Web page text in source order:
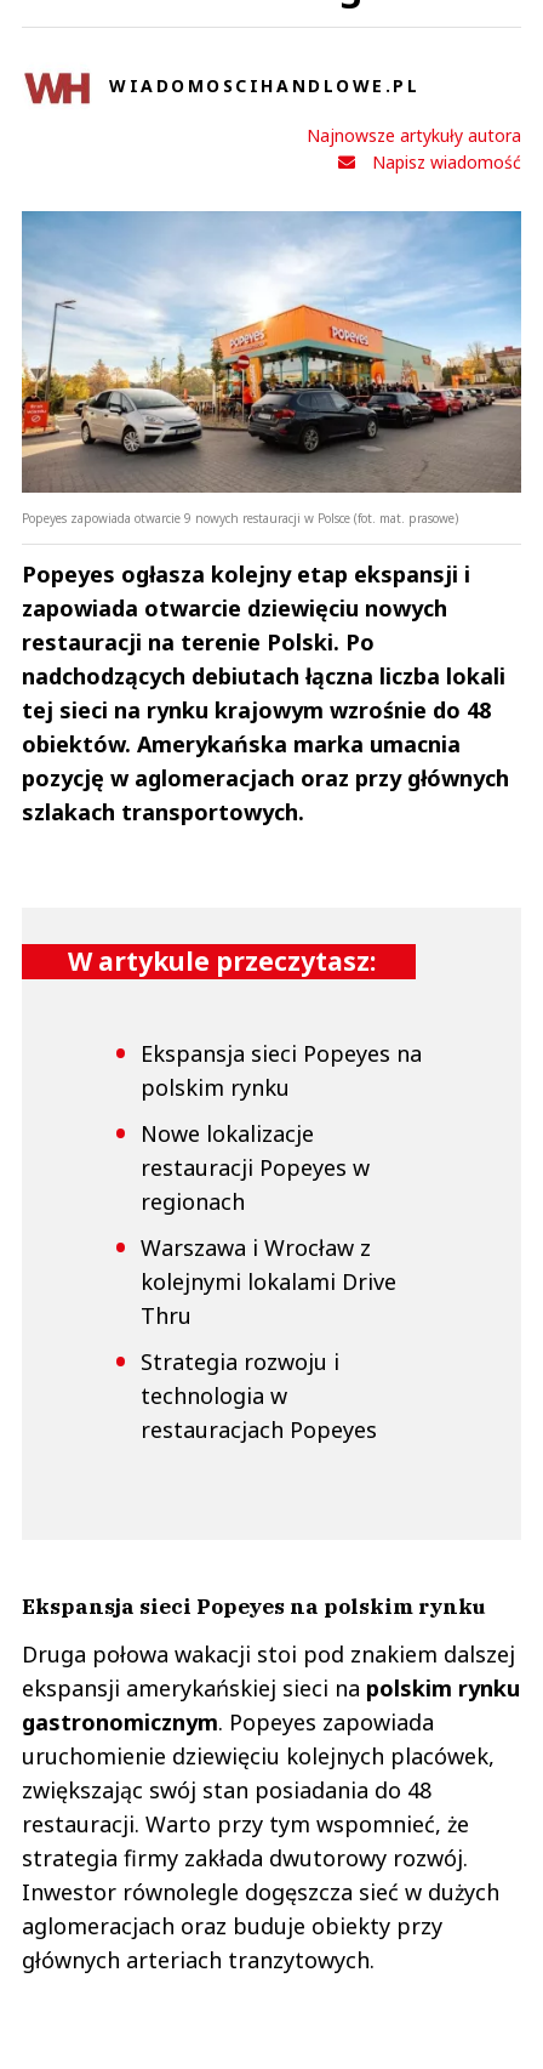
WIADOMOSCIHANDLOWE.PL
Najnowsze artykuły autora
Napisz wiadomość
Popeyes zapowiada otwarcie 9 nowych restauracji w Polsce (fot. mat. prasowe)
Popeyes ogłasza kolejny etap ekspansji i
zapowiada otwarcie dziewięciu nowych
restauracji na terenie Polski. Po
nadchodzących debiutach łączna liczba lokali
tej sieci na rynku krajowym wzrośnie do 48
obiektów. Amerykańska marka umacnia
pozycję w aglomeracjach oraz przy głównych
szlakach transportowych.
W artykule przeczytasz:
Ekspansja sieci Popeyes na
polskim rynku
Nowe lokalizacje
restauracji Popeyes w
regionach
Warszawa i Wrocław z
kolejnymi lokalami Drive
Thru
Strategia rozwoju i
technologia w
restauracjach Popeyes
Ekspansja sieci Popeyes na polskim rynku
Druga połowa wakacji stoi pod znakiem dalszej
ekspansji amerykańskiej sieci na polskim rynku
gastronomicznym. Popeyes zapowiada
uruchomienie dziewięciu kolejnych placówek,
zwiększając swój stan posiadania do 48
restauracji. Warto przy tym wspomnieć, że
strategia firmy zakłada dwutorowy rozwój.
Inwestor równolegle dogęszcza sieć w dużych
aglomeracjach oraz buduje obiekty przy
głównych arteriach tranzytowych.